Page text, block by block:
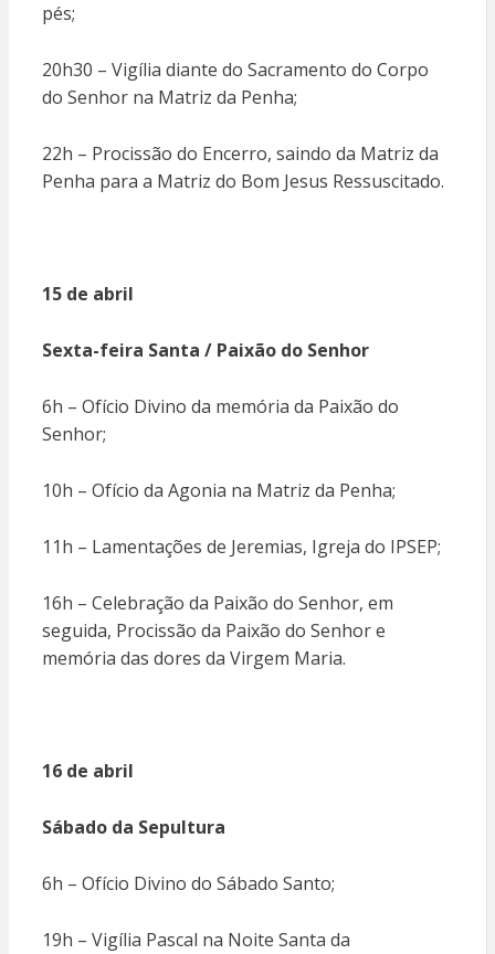
pés;
20h30 – Vigília diante do Sacramento do Corpo
do Senhor na Matriz da Penha;
22h – Procissão do Encerro, saindo da Matriz da
Penha para a Matriz do Bom Jesus Ressuscitado.
15 de abril
Sexta-feira Santa / Paixão do Senhor
6h – Ofício Divino da memória da Paixão do
Senhor;
10h – Ofício da Agonia na Matriz da Penha;
11h – Lamentações de Jeremias, Igreja do IPSEP;
16h – Celebração da Paixão do Senhor, em
seguida, Procissão da Paixão do Senhor e
memória das dores da Virgem Maria.
16 de abril
Sábado da Sepultura
6h – Ofício Divino do Sábado Santo;
19h – Vigília Pascal na Noite Santa da